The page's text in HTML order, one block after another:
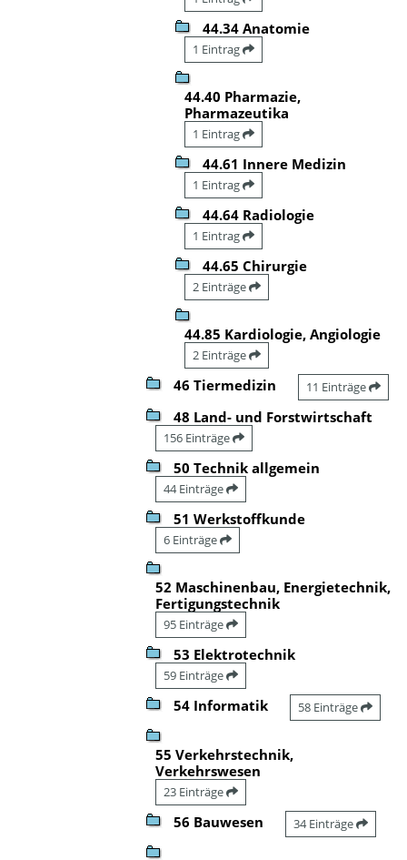
44.34 Anatomie
1 Eintrag
44.40 Pharmazie,
Pharmazeutika
1 Eintrag
44.61 Innere Medizin
1 Eintrag
44.64 Radiologie
1 Eintrag
44.65 Chirurgie
2 Einträge
44.85 Kardiologie, Angiologie
2 Einträge
46 Tiermedizin 11 Einträge
48 Land- und Forstwirtschaft
156 Einträge
50 Technik allgemein
44 Einträge
51 Werkstoffkunde
6 Einträge
52 Maschinenbau, Energietechnik,
Fertigungstechnik
95 Einträge
53 Elektrotechnik
59 Einträge
54 Informatik 58 Einträge
55 Verkehrstechnik,
Verkehrswesen
23 Einträge
56 Bauwesen 34 Einträge